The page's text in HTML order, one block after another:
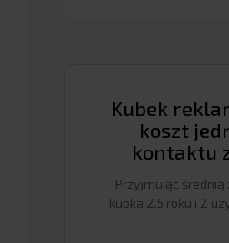
Kubek
koszt
kontaktu
Przyjmując
kubka 2,5 roku i 2